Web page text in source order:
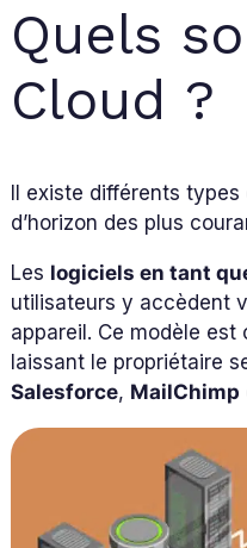
Quels
Cloud ?
Il existe différents
d’horizon des plus
Les logiciels en tant
utilisateurs y accèdent
appareil. Ce modèle
laissant le propriétaire
Salesforce, MailChimp